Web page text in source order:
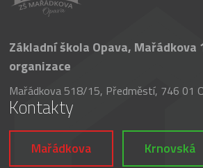
Základní škola Opava, Mařádkova
organizace
Mařádkova 518/15, Předměstí, 746 01
Kontakty
Mařádkova Krnovská